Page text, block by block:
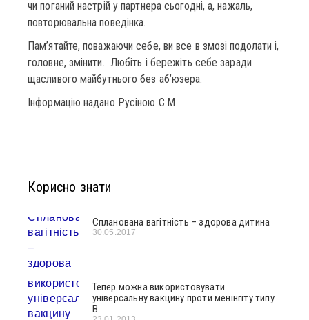
чи поганий настрій у партнера сьогодні, а, нажаль,
повторювальна поведінка.
Пам’ятайте, поважаючи себе, ви все в змозі подолати і,
головне, змінити. Любіть і бережіть себе заради
щасливого майбутнього без аб’юзера.
Інформацію надано Русіною С.М
Корисно знати
Спланована вагітність – здорова дитина
30.05.2017
Тепер можна використовувати
універсальну вакцину проти менінгіту типу
В